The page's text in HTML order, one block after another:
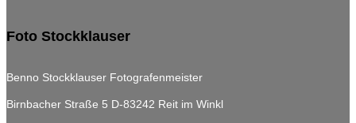
Foto Stockklauser
Benno Stockklauser Fotografenmeister
Birnbacher Straße 5 D-83242 Reit im Winkl